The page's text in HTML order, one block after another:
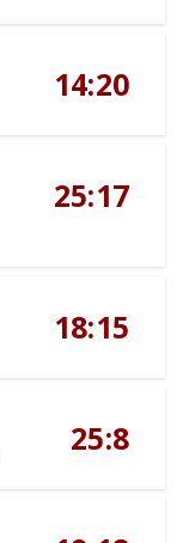
14:20
25:17
18:15
25:8